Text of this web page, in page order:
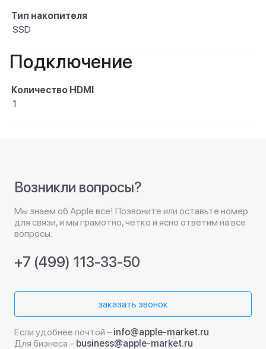
Тип накопителя
SSD
Подключение
Количество HDMI
1
Возникли вопросы?
Мы знаем об Apple все! Позвоните или оставьте номер
для связи, и мы грамотно, четко и ясно ответим на все
вопросы.
+7 (499) 113-33-50
заказать звонок
Если удобнее почтой – info@apple-market.ru
Для бизнеса – business@apple-market.ru